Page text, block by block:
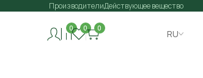
ПроизводителиДействующее вещество
0 0 0
RU